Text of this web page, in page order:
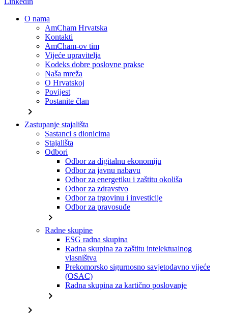
O nama
AmCham Hrvatska
Kontakti
AmCham-ov tim
Vijeće upravitelja
Kodeks dobre poslovne prakse
Naša mreža
O Hrvatskoj
Povijest
Postanite član
chevron_right
Zastupanje stajališta
Sastanci s dionicima
Stajališta
Odbori
Odbor za digitalnu ekonomiju
Odbor za javnu nabavu
Odbor za energetiku i zaštitu okoliša
Odbor za zdravstvo
Odbor za trgovinu i investicije
Odbor za pravosuđe
chevron_right
Radne skupine
ESG radna skupina
Radna skupina za zaštitu intelektualnog
vlasništva
Prekomorsko sigurnosno savjetodavno vijeće
(OSAC)
Radna skupina za kartično poslovanje
chevron_right
chevron_right